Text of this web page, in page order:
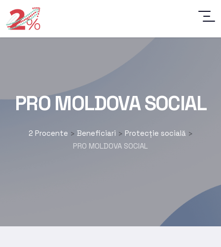
PRO MOLDOVA SOCIAL
2 Procente > Beneficiari > Protecție socială >
PRO MOLDOVA SOCIAL